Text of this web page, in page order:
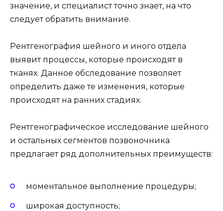
значение, и специалист точно знает, на что
следует обратить внимание.
Рентгенография шейного и иного отдела
выявит процессы, которые происходят в
тканях. Данное обследование позволяет
определить даже те изменения, которые
происходят на ранних стадиях.
Рентгенографическое исследование шейного
и остальных сегментов позвоночника
предлагает ряд дополнительных преимуществ:
моментальное выполнение процедуры;
широкая доступность;